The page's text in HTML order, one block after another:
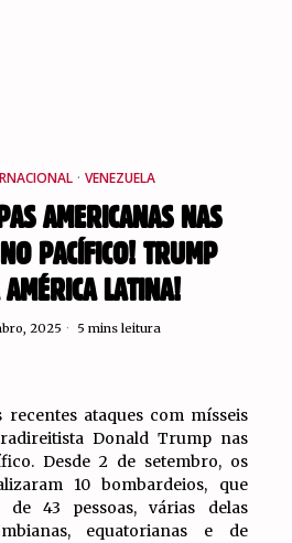
· VENEZUELA
AMERICANAS NAS
PACÍFICO! TRUMP
AMÉRICA LATINA!
2025 5 mins leitura
ataques com mísseis
Donald Trump nas
Desde 2 de setembro, os
10 bombardeios, que
43 pessoas, várias delas
equatorianas e de